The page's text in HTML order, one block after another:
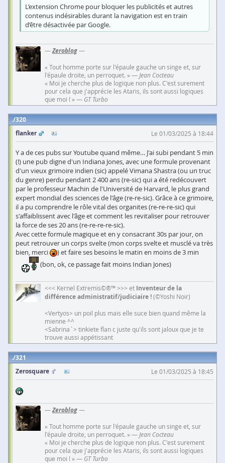
L’extension Chrome pour bloquer les publicités et autres
contenus indésirables durant la navigation est en train
d’être désactivée par Google.
—Zeroblog—
« Tout homme porte sur l'épaule gauche un singe et, sur
l'épaule droite, un perroquet. » — Jean Cocteau
« Moi je cherche plus de logique non plus. C'est surement
pour cela que j'apprécie les Ataris, ils sont aussi logiques
que moi ! » — GT Turbo
320
flanker
Le 01/03/2025 à 18:44
Y a de ces pubs sur Youtube quand même… J'ai subi pendant 5 min
(!) une pub digne d'un Indiana Jones, avec une formule provenant
d'un vieux grimoire indien (sic) appelé Vimana Shastra (ou un truc
du genre) perdu pendant 2 400 ans (re-sic) qui a été redécouvert
par le professeur Machin de l'Université de Harvard, le plus grand
expert mondial des sciences de l'âge (re-re-sic). Grâce à ce grimoire,
il a pu comprendre le rôle vital des organites (re-re-re-sic) qui
s'affaiblissent avec l'âge et comment les revitaliser pour retrouver
la force de ses 20 ans (re-re-re-re-sic).
Avec cette formule magique et en y consacrant 30s par jour, on
peut retrouver un corps svelte (mon corps svelte et musclé va très
bien, merci
) et faire ses besoins le matin en moins de 3 min
(bon, ok, ce passage fait moins Indian Jones)
<<< Kernel Extremis©®™ >>> et Inventeur de la
différence administratif/judiciaire !(©Yoshi Noir)
<Vertyos> un poil plus mais elle suce bien quand même la
mienne ^^
<Sabrina`> tinkiete flan c juste qu'ils sont jaloux que je te
trouve aussi appétissant
321
Zerosquare
Le 01/03/2025 à 18:45
—Zeroblog—
« Tout homme porte sur l'épaule gauche un singe et, sur
l'épaule droite, un perroquet. » — Jean Cocteau
« Moi je cherche plus de logique non plus. C'est surement
pour cela que j'apprécie les Ataris, ils sont aussi logiques
que moi ! » — GT Turbo